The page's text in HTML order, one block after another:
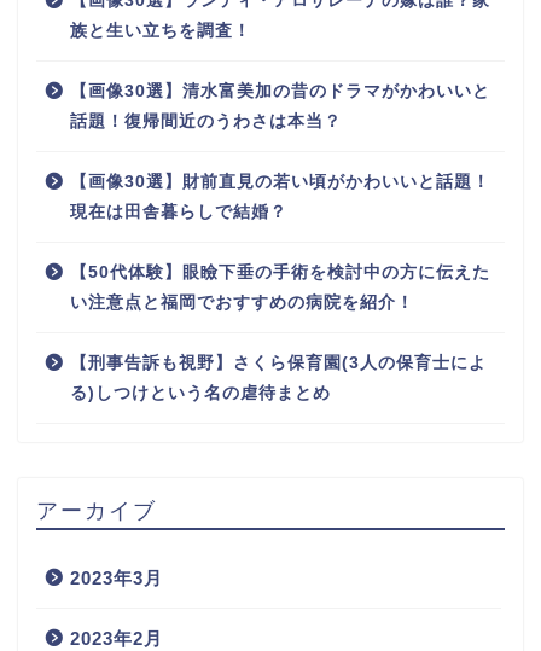
族と生い立ちを調査！
【画像30選】清水富美加の昔のドラマがかわいいと
話題！復帰間近のうわさは本当？
【画像30選】財前直見の若い頃がかわいいと話題！
現在は田舎暮らしで結婚？
【50代体験】眼瞼下垂の手術を検討中の方に伝えた
い注意点と福岡でおすすめの病院を紹介！
【刑事告訴も視野】さくら保育園(3人の保育士によ
る)しつけという名の虐待まとめ
アーカイブ
2023年3月
2023年2月